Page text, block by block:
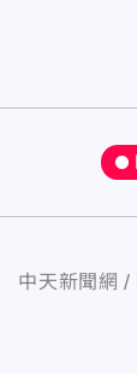
中天新聞網